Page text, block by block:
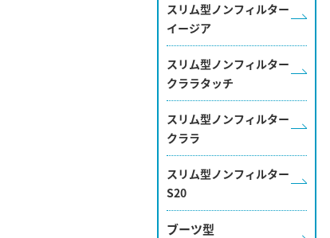
スリム型ノンフィルター
イージア
スリム型ノンフィルター
クララタッチ
スリム型ノンフィルター
クララ
スリム型ノンフィルター
S20
ブーツ型